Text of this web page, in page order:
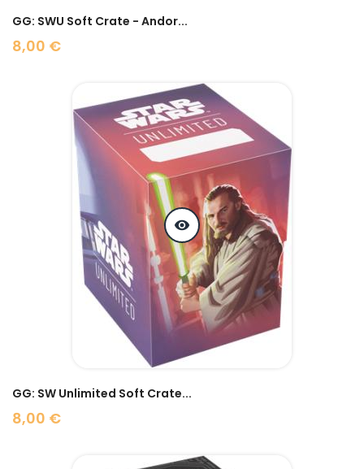
GG: SWU Soft Crate - Andor...
8,00 €
Prix
visibility
GG: SW Unlimited Soft Crate...
8,00 €
Prix